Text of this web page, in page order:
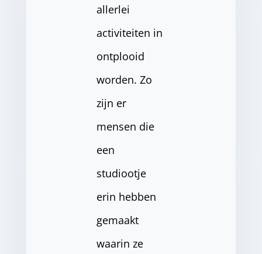
allerlei
activiteiten in
ontplooid
worden. Zo
zijn er
mensen die
een
studiootje
erin hebben
gemaakt
waarin ze